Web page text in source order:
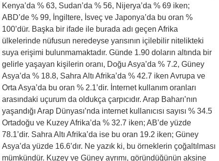
Kenya’da % 63, Sudan’da % 56, Nijerya’da % 69 iken;
ABD’de % 99, İngiltere, İsveç ve Japonya’da bu oran %
100’dür. Başka bir ifade ile burada adı geçen Afrika
ülkelerinde nüfusun neredeyse yarısının içilebilir nitelikteki
suya erişimi bulunmamaktadır. Günde 1.90 doların altında bir
gelirle yaşayan kişilerin oranı, Doğu Asya’da % 7.2, Güney
Asya’da % 18.8, Sahra Altı Afrika’da % 42.7 iken Avrupa ve
Orta Asya’da bu oran % 2.1’dir. İnternet kullanım oranları
arasındaki uçurum da oldukça çarpıcıdır. Arap Baharı’nın
yaşandığı Arap Dünyası’nda internet kullanıcısı sayısı % 34.5
Ortadoğu ve Kuzey Afrika’da % 32.7 iken; AB’de yüzde
78.1’dir. Sahra Altı Afrika’da ise bu oran 19.2 iken; Güney
Asya’da yüzde 16.6’dır. Ne yazık ki, bu örneklerin çoğaltılması
mümkündür. Kuzey ve Güney ayrımı, göründüğünün aksine